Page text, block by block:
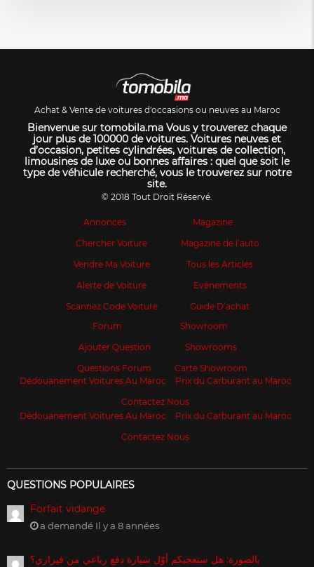
Achat & Vente de voitures d'occasions ou neuves au Maroc
Bienvenue sur tomobila.ma Vous y trouverez chaque
jour plus de 100000 de voitures. Voitures neuves et
d’occasion, petites cylindrées, voitures de collection,
limousines de luxe ou bonnes affaires : quel que soit le
type de véhicule recherché, vous le trouverez sur notre
site.
© 2018 Tout Droit Réservé.
Annonces
Chercher Voiture
Vendre Ma Voiture
Alerte de Voiture
Scannez Code Voiture
Magazine
Magazine de l’auto
Tous les Articles
Evénements
Guide D’achat
Forum
Ajouter Question
Questions Forum
Showroom
Showrooms
Carte Showroom
Dédouanement Voitures Au Maroc
Prix du Carburant au Maroc
Contactez Nous
Dédouanement Voitures Au Maroc
Prix du Carburant au Maroc
Contactez Nous
QUESTIONS POPULAIRES
Forfait vidange
a demandé Il y a 8 années
بالصورة: هل ستعجبكم أوّل سيارة دفع رباعي من فيراري؟